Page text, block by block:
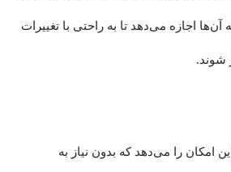
اجازه می‌دهد تا به راحتی با تغییرات
شوند.
امکان را می‌دهد که بدون نیاز به